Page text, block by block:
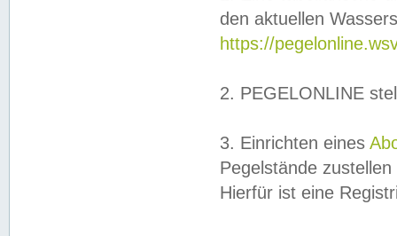
den aktuellen
https://
2. PEGELONLINE
3. Einrichten eines
Pegelstände
Hierfür ist eine